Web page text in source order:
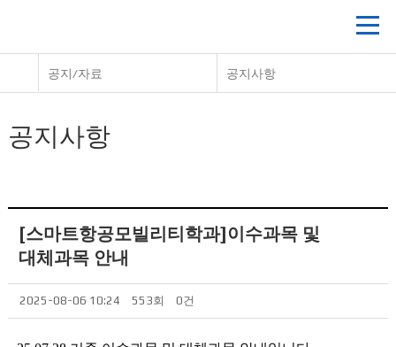
공지/자료 공지사항
공지사항
[스마트항공모빌리티학과]이수과목 및
대체과목 안내
2025-08-06 10:24 553회 0건